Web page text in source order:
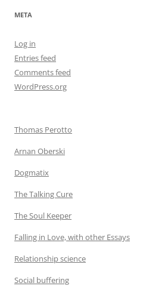
META
Log in
Entries feed
Comments feed
WordPress.org
Thomas Perotto
Arnan Oberski
Dogmatix
The Talking Cure
The Soul Keeper
Falling in Love, with other Essays
Relationship science
Social buffering